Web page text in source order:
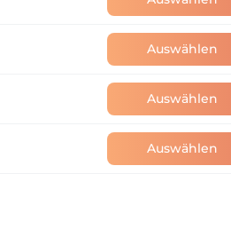
Auswählen
Auswählen
Auswählen